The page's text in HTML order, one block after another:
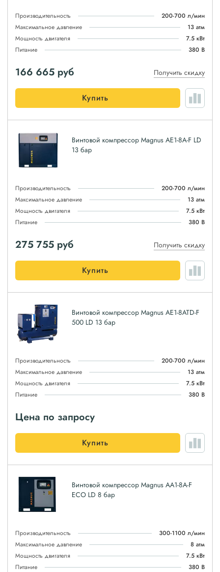
Производительность
200-700 л/мин
Максимальное давление
13 атм
Мощность двигателя
7.5 кВт
Питание
380 В
166 665 руб Получить скидку
Купить
Винтовой компрессор Magnus АЕ1-8A-F LD
13 бар
Производительность
200-700 л/мин
Максимальное давление
13 атм
Мощность двигателя
7.5 кВт
Питание
380 В
275 755 руб Получить скидку
Купить
Винтовой компрессор Magnus АЕ1-8ATD-F
500 LD 13 бар
Производительность
200-700 л/мин
Максимальное давление
13 атм
Мощность двигателя
7.5 кВт
Питание
380 В
Цена по запросу
Купить
Винтовой компрессор Magnus АА1-8A-F
ЕСО LD 8 бар
Производительность
300-1100 л/мин
Максимальное давление
8 атм
Мощность двигателя
7.5 кВт
Питание
380 В